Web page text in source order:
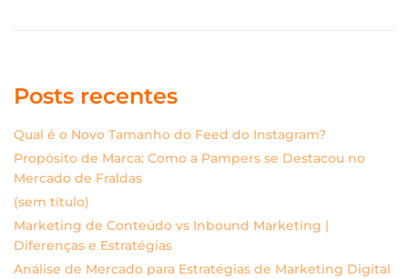
Posts recentes
Qual é o Novo Tamanho do Feed do Instagram?
Propósito de Marca: Como a Pampers se Destacou no
Mercado de Fraldas
(sem título)
Marketing de Conteúdo vs Inbound Marketing |
Diferenças e Estratégias
Análise de Mercado para Estratégias de Marketing Digital